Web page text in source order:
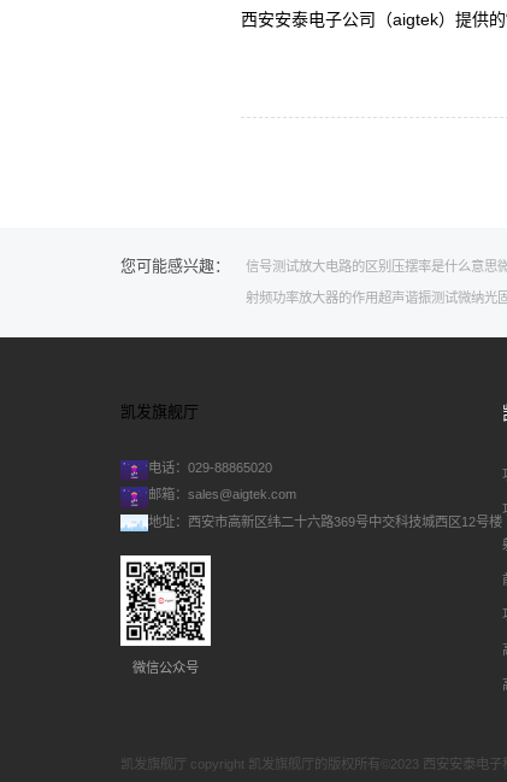
西安安泰电子公司（aigtek）提供
您可能感兴趣： 信号测试放大电路的区别 压摆率是什么意思
射频功率放大器的作用超声谐振测试微纳光
凯发旗舰厅
电话：029-88865020
邮箱： sales@aigtek.com
地址：西安市高新区纬二十六路369号中交科技城西区12号楼
微信公众号
凯发旗舰厅 copyright 凯发旗舰厅的版权所有©2023 西安安泰电子